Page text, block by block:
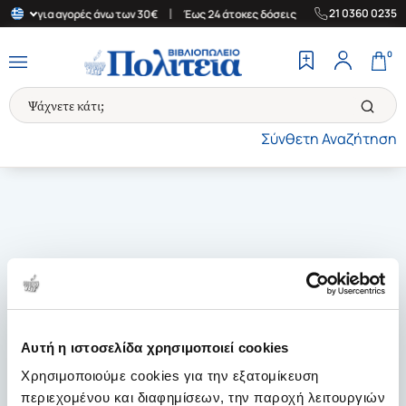
Αυτή η ιστοσελίδα χρησιμοποιεί cookies
Χρησιμοποιούμε cookies για την εξατομίκευση
περιεχομένου και διαφημίσεων, την παροχή λειτουργιών
για αγορές άνω των 30€ Έως 24 άτοκες δόσεις | Δωρεάν
21 0360 0235
Σύνθετη Αναζήτηση
0